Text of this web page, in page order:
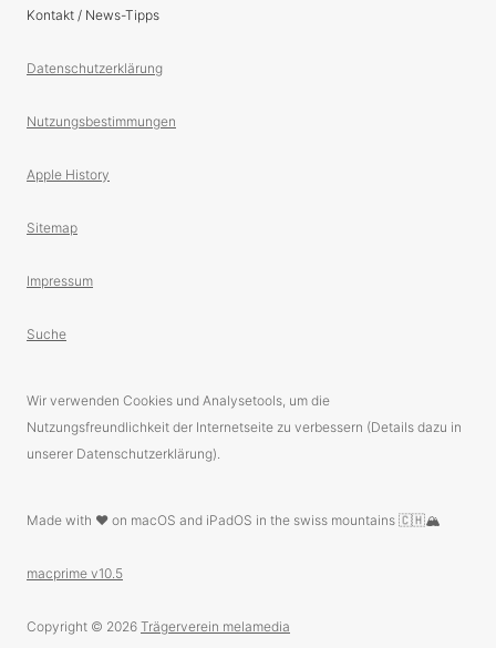
Kontakt / News-Tipps
Datenschutzerklärung
Nutzungsbestimmungen
Apple History
Sitemap
Impressum
Suche
Wir verwenden Cookies und Analysetools, um die
Nutzungsfreundlichkeit der Internetseite zu verbessern (Details dazu in
unserer Datenschutzerklärung).
Made with ❤️ on macOS and iPadOS in the swiss mountains 🇨🇭🏔
macprime v10.5
Copyright © 2026 Trägerverein melamedia